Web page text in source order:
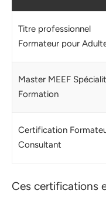
Titre professionnel
Formateur pour
Master MEEF
Formation
Certification
Consultant
Ces certifications